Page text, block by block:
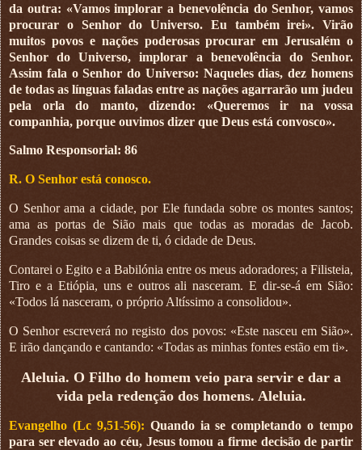
da outra: «Vamos implorar a benevolência do Senhor, vamos
procurar o Senhor do Universo. Eu também irei». Virão
muitos povos e nações poderosas procurar em Jerusalém o
Senhor do Universo, implorar a benevolência do Senhor.
Assim fala o Senhor do Universo: Naqueles dias, dez homens
de todas as línguas faladas entre as nações agarrarão um judeu
pela orla do manto, dizendo: «Queremos ir na vossa
companhia, porque ouvimos dizer que Deus está convosco».
Salmo Responsorial: 86
R. O Senhor está conosco.
O Senhor ama a cidade, por Ele fundada sobre os montes santos;
ama as portas de Sião mais que todas as moradas de Jacob.
Grandes coisas se dizem de ti, ó cidade de Deus.
Contarei o Egito e a Babilónia entre os meus adoradores; a Filisteia,
Tiro e a Etiópia, uns e outros ali nasceram. E dir-se-á em Sião:
«Todos lá nasceram, o próprio Altíssimo a consolidou».
O Senhor escreverá no registo dos povos: «Este nasceu em Sião».
E irão dançando e cantando: «Todas as minhas fontes estão em ti».
Aleluia. O Filho do homem veio para servir e dar a
vida pela redenção dos homens. Aleluia.
Evangelho (Lc 9,51-56): Quando ia se completando o tempo
para ser elevado ao céu, Jesus tomou a firme decisão de partir